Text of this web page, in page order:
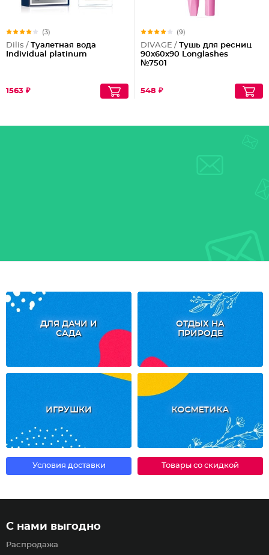
(3)
Dilis / Туалетная вода
Individual platinum
1563 ₽
(9)
DIVAGE / Тушь для ресниц
90x60x90 Longlashes
№7501
548 ₽
ДЛЯ ДАЧИ И
САДА
ОТДЫХ НА
ПРИРОДЕ
ИГРУШКИ КОСМЕТИКА
Условия доставки Товары со скидкой
С нами выгодно
Распродажа